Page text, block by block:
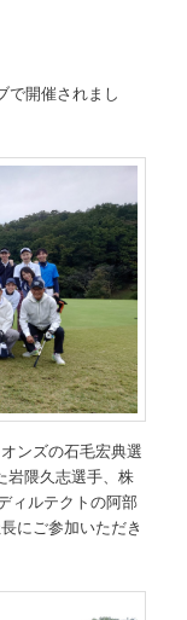
で開催されまし
ンズの石毛宏典選
岩隈久志選手、株
ィルテクトの阿部
にご参加いただき